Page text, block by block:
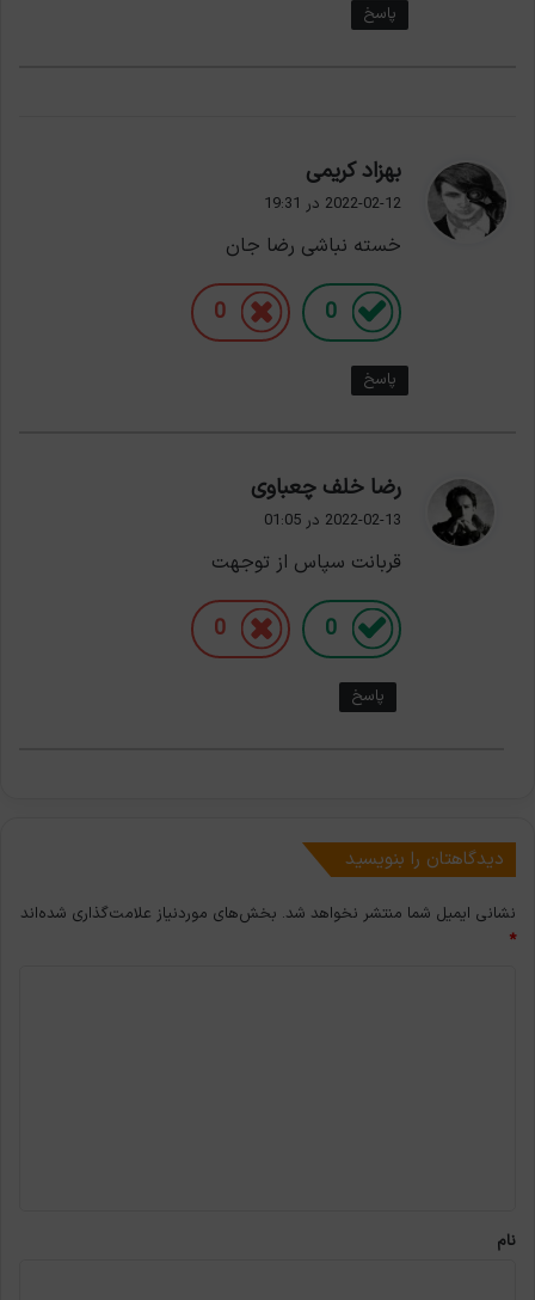
پاسخ
بهزاد کریمی
:
2022-02-12 در 19:31
خسته نباشی رضا جان
0
0
پاسخ
رضا خلف چعباوی
:
2022-02-13 در 01:05
قربانت سپاس از توجهت
0
0
پاسخ
دیدگاهتان را بنویسید
نشانی ایمیل شما منتشر نخواهد شد. بخش‌های موردنیاز علامت‌گذاری شده‌اند
*
نام